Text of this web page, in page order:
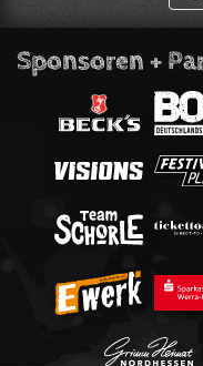
Sponsoren +